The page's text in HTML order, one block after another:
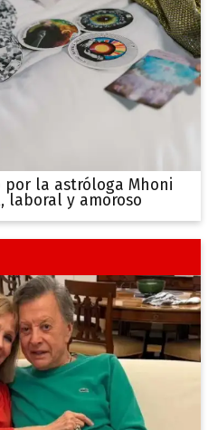
por la astróloga Mhoni
laboral y amoroso